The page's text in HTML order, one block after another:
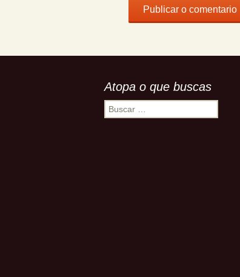
Atopa o que buscas
Buscar: